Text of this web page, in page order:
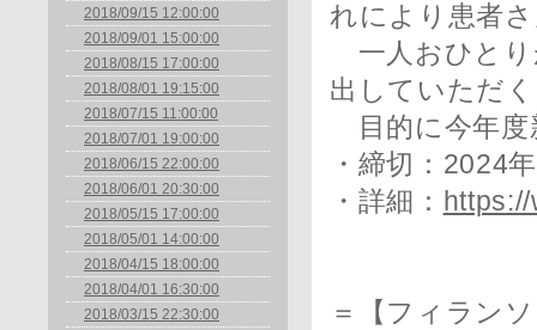
2018/09/15 12:00:00
2018/09/01 15:00:00
2018/08/15 17:00:00
2018/08/01 19:15:00
2018/07/15 11:00:00
2018/07/01 19:00:00
2018/06/15 22:00:00
2018/06/01 20:30:00
2018/05/15 17:00:00
2018/05/01 14:00:00
2018/04/15 18:00:00
2018/04/01 16:30:00
2018/03/15 22:30:00
れにより患者
一人おひとり
出していただ
目的に今年度
・締切：2024
・詳細：
＝【フィラン